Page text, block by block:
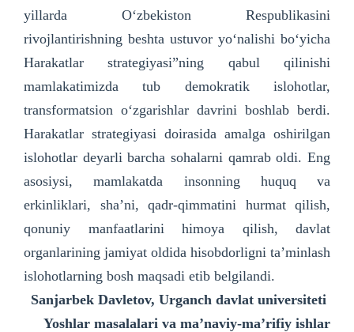
yillarda O‘zbekiston Respublikasini
rivojlantirishning beshta ustuvor yo‘nalishi bo‘yicha
Harakatlar strategiyasi”ning qabul qilinishi
mamlakatimizda tub demokratik islohotlar,
transformatsion o‘zgarishlar davrini boshlab berdi.
Harakatlar strategiyasi doirasida amalga oshirilgan
islohotlar deyarli barcha sohalarni qamrab oldi. Eng
asosiysi, mamlakatda insonning huquq va
erkinliklari, sha’ni, qadr-qimmatini hurmat qilish,
qonuniy manfaatlarini himoya qilish, davlat
organlarining jamiyat oldida hisobdorligni ta’minlash
islohotlarning bosh maqsadi etib belgilandi.
Sanjarbek Davletov, Urganch davlat universiteti
Yoshlar masalalari va ma’naviy-ma’rifiy ishlar